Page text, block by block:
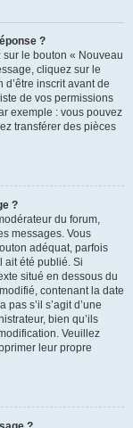
?
le bouton « Nouveau
cliquez sur le
inscrit avant de
de vos permissions
exemple : vous pouvez
transférer des pièces
?
du forum,
messages. Vous
adéquat, parfois
ait été publié. Si
situé en dessous du
contenant la date
s’il s’agit d’une
bien qu’ils
Veuillez
leur propre